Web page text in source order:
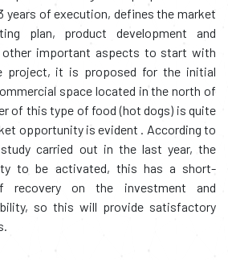
years of execution, defines the market
plan, product development and
other important aspects to start with
project, it is proposed for the initial
space located in the north of
of this type of food (hot dogs) is quite
opportunity is evident . According to
carried out in the last year, the
to be activated, this has a short-
recovery on the investment and
so this will provide satisfactory